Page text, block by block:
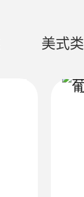
美式类